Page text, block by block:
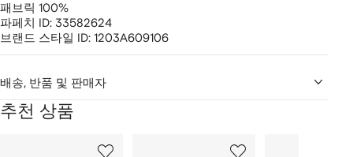
패브릭 100%
파페치 ID: 33582624
브랜드 스타일 ID: 1203A609106
배송, 반품 및 판매자
추천 상품